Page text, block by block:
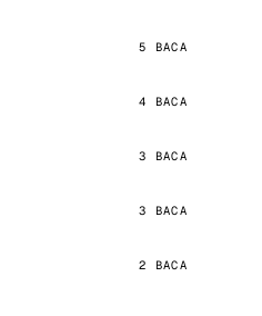
5 BACA
4 BACA
3 BACA
3 BACA
2 BACA